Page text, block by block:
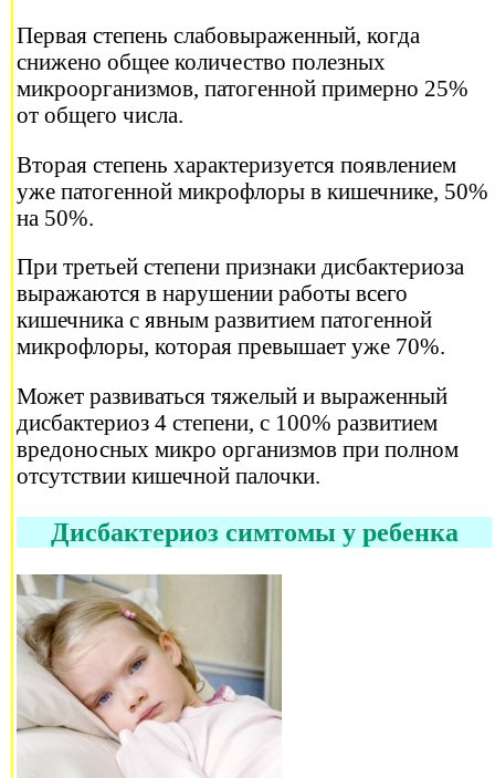
Первая степень слабовыраженный, когда
снижено общее количество полезных
микроорганизмов, патогенной примерно 25%
от общего числа.
Вторая степень характеризуется появлением
уже патогенной микрофлоры в кишечнике, 50%
на 50%.
При третьей степени признаки дисбактериоза
выражаются в нарушении работы всего
кишечника с явным развитием патогенной
микрофлоры, которая превышает уже 70%.
Может развиваться тяжелый и выраженный
дисбактериоз 4 степени, с 100% развитием
вредоносных микро организмов при полном
отсутствии кишечной палочки.
Дисбактериоз симтомы у ребенка